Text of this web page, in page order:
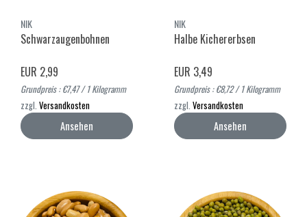
NIK
Schwarzaugenbohnen
EUR 2,99
Grundpreis : €7,47 / 1 Kilogramm
zzgl. Versandkosten
Ansehen
NIK
Halbe Kichererbsen
EUR 3,49
Grundpreis : €8,72 / 1 Kilogramm
zzgl. Versandkosten
Ansehen